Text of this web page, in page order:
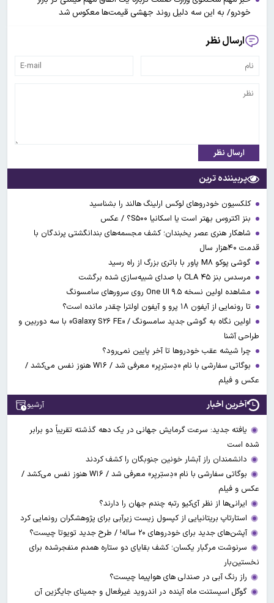
خودرو/ به این سه دلیل روند جهشی قیمت‌ها معکوس شد
ارسال نظر
ارسال نظر
پربیننده ترین
کلکسیون خودروهای لوکس ارلینگ هالند را بشناسید
بنز اکتروس بهتر است یا اسکانیا S۵۰۰؟ / عکس
شاهکار هنری عصر یخبندان؛ کشف مجسمه‌های بندانگشتی‌ پرندگان با
قدمت ۴۰هزار سال
گوشی پوکو M۸ پاور با باتری بزرگ از راه رسید
مرسدس بنز CLA ۴۵ با صدای شبیه‌سازی شده برگشت
مشاهده اولین نسخه One UI ۹.۵ روی سرورهای سامسونگ
تا رونمایی از آیفون ۱۸ پرو و آیفون اولترا چقدر مانده است؟
اولین نگاه به گوشی جدید سامسونگ / «Galaxy S۲۶ FE» با سه دوربین و
طراحی آشنا
چرا شیشه عقب خودروها تا آخر پایین نمی‌رود؟
بوگاتی سفارشی با نام «دِستِریِر» معرفی شد / W۱۶ هنوز نفس می‌کشد /
عکس و فیلم
آخرین اخبار آرشیو
یافته جدید: سرعت گرمایش جهانی در یک دهه گذشته تقریباً دو برابر
شده است
دانشمندان راز آبشار خونین جنوبگان را کشف کردند
بوگاتی سفارشی با نام «دِستِریِر» معرفی شد / W۱۶ هنوز نفس می‌کشد /
عکس و فیلم
ایرانی‌ها از نظر آی‌کیو رتبه چندم جهان را دارند؟
استارتاپ بریتانیایی از کپسول زیست زیرآبی برای پژوهشگران رونمایی کرد
آپشن‌های جدید برای خودروهای ۲۰ ساله! / طرح جدید تویوتا چیست؟
سرنوشت مرگبار یکسان؛ کشف بقایای دو ستاره همدم منفجرشده برای
نخستین‌بار
راز رنگ آبی در صندلی های هواپیما چیست؟
گوگل اسیستنت ماه آینده در اندروید غیرفعال و جمینای جایگزین آن